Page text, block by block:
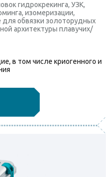
гидрокрекинга, УЗК,
изомеризации,
обвязки золоторудных
архитектуры плавучих/
в том числе криогенного и